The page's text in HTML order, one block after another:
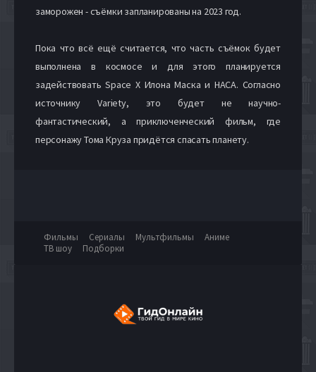
заморожен - съёмки запланированы на 2023 год.
Пока что всё ещё считается, что часть съёмок будет
выполнена в космосе и для этого планируется
задействовать Space X Илона Маска и НАСА. Согласно
источнику Variety, это будет не научно-
фантастический, а приключенческий фильм, где
персонажу Тома Круза придётся спасать планету.
Фильмы Сериалы Мультфильмы
Аниме
ТВ шоу
Подборки